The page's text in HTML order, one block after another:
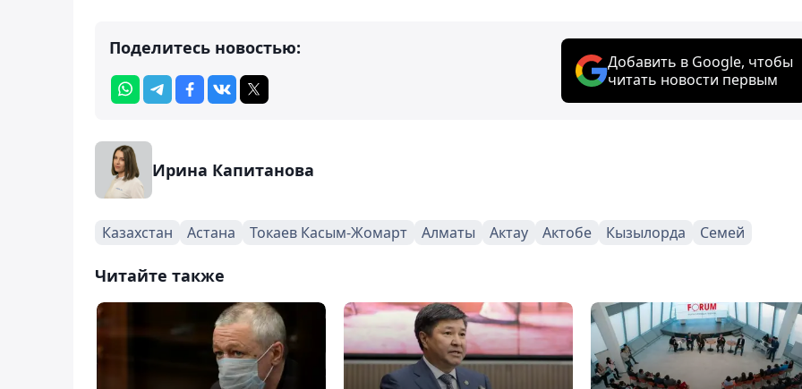
Поделитесь новостью:
Добавить в Google, чтобы
читать новости первым
Ирина Капитанова
Казахстан Астана Токаев Касым-Жомарт Алматы Актау Актобе Кызылорда Семей
Читайте также